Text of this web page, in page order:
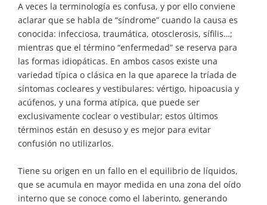
A veces la terminología es confusa, y por ello conviene
aclarar que se habla de “síndrome” cuando la causa es
conocida: infecciosa, traumática, otosclerosis, sífilis…;
mientras que el término “enfermedad” se reserva para
las formas idiopáticas. En ambos casos existe una
variedad típica o clásica en la que aparece la tríada de
síntomas cocleares y vestibulares: vértigo, hipoacusia y
acúfenos, y una forma atípica, que puede ser
exclusivamente coclear o vestibular; estos últimos
términos están en desuso y es mejor para evitar
confusión no utilizarlos.
Tiene su origen en un fallo en el equilibrio de líquidos,
que se acumula en mayor medida en una zona del oído
interno que se conoce como el laberinto, generando